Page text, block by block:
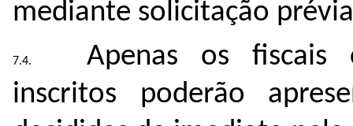
mediante solicitação
Apenas os ﬁscais
inscritos poderão